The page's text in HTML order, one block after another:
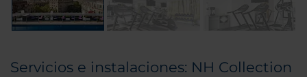
Servicios e instalaciones: NH Collection